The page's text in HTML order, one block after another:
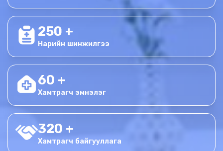
250 +
Нарийн шинжилгээ
60 +
Хамтрагч эмнэлэг
320 +
Хамтрагч байгууллага